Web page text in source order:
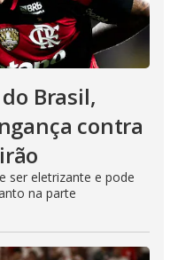
Brasil,
contra
ser eletrizante e pode
na parte